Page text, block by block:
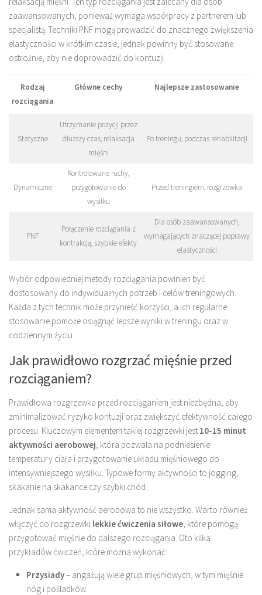
zaawansowanych, ponieważ wymaga współpracy z partnerem lub
specjalistą. Techniki PNF mogą prowadzić do znacznego zwiększenia
elastyczności w krótkim czasie, jednak powinny być stosowane
ostrożnie, aby nie doprowadzić do kontuzji.
Rodzaj
rozciągania
Główne cechy Najlepsze zastosowanie
Statyczne
Utrzymanie pozycji przez
dłuższy czas, relaksacja
mięśni
Po treningu, podczas rehabilitacji
Dynamiczne
Kontrolowane ruchy,
przygotowanie do
wysiłku
Przed treningiem, rozgrzewka
PNF
Połączenie rozciągania z
kontrakcją, szybkie efekty
Dla osób zaawansowanych,
wymagających znaczącej poprawy
elastyczności
Wybór odpowiedniej metody rozciągania powinien być
dostosowany do indywidualnych potrzeb i celów treningowych.
Każda z tych technik może przynieść korzyści, a ich regularne
stosowanie pomoże osiągnąć lepsze wyniki w treningu oraz w
codziennym życiu.
Jak prawidłowo rozgrzać mięśnie przed
rozciąganiem?
Prawidłowa rozgrzewka przed rozciąganiem jest niezbędna, aby
zminimalizować ryzyko kontuzji oraz zwiększyć efektywność całego
procesu. Kluczowym elementem takiej rozgrzewki jest 10-15 minut
aktywności aerobowej, która pozwala na podniesienie
temperatury ciała i przygotowanie układu mięśniowego do
intensywniejszego wysiłku. Typowe formy aktywności to jogging,
skakanie na skakance czy szybki chód.
Jednak sama aktywność aerobowa to nie wszystko. Warto również
włączyć do rozgrzewki lekkie ćwiczenia siłowe, które pomogą
przygotować mięśnie do dalszego rozciągania. Oto kilka
przykładów ćwiczeń, które można wykonać:
Przysiady– angażują wiele grup mięśniowych, w tym mięśnie
nóg i pośladków.